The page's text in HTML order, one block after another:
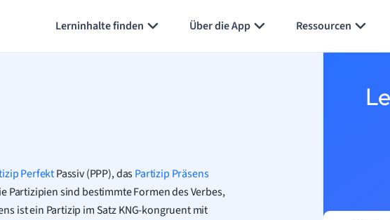
Lerninhalte finden Über die App Ressourcen
PerfektPassiv (PPP), dasPartizip Präsens
Partizipien sind bestimmte Formen des Verbes,
ist ein Partizip im Satz KNG-kongruent mit